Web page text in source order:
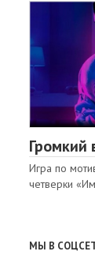
Громкий
Игра по
четверки
МЫ В